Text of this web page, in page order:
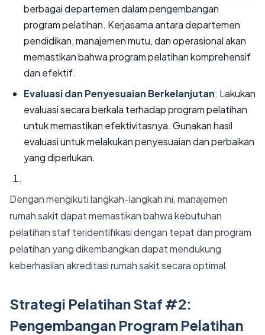
berbagai departemen dalam pengembangan
program pelatihan. Kerjasama antara departemen
pendidikan, manajemen mutu, dan operasional akan
memastikan bahwa program pelatihan komprehensif
dan efektif.
Evaluasi dan Penyesuaian Berkelanjutan: Lakukan
evaluasi secara berkala terhadap program pelatihan
untuk memastikan efektivitasnya. Gunakan hasil
evaluasi untuk melakukan penyesuaian dan perbaikan
yang diperlukan.
Dengan mengikuti langkah-langkah ini, manajemen
rumah sakit dapat memastikan bahwa kebutuhan
pelatihan staf teridentifikasi dengan tepat dan program
pelatihan yang dikembangkan dapat mendukung
keberhasilan akreditasi rumah sakit secara optimal.
Strategi Pelatihan Staf #2:
Pengembangan Program Pelatihan